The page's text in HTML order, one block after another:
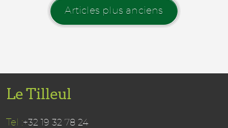
Articles plus anciens
Le Tilleul
Tel :+32 19 32 78 24